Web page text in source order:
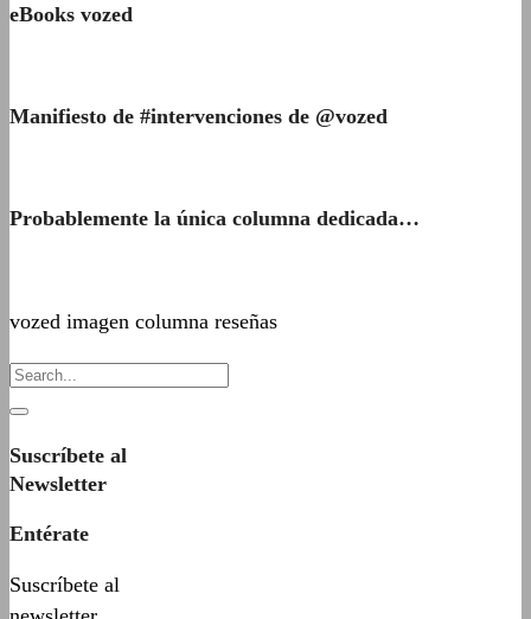
eBooks vozed
Manifiesto de #intervenciones de @vozed
Probablemente la única columna dedicada…
vozed imagen columna reseñas
Suscríbete al
Newsletter
Entérate
Suscríbete al